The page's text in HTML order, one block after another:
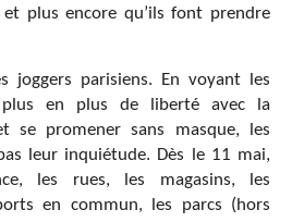
plus encore qu’ils font prendre
joggers parisiens. En voyant les
plus en plus de liberté avec la
se promener sans masque, les
leur inquiétude. Dès le 11 mai,
les rues, les magasins, les
en commun, les parcs (hors